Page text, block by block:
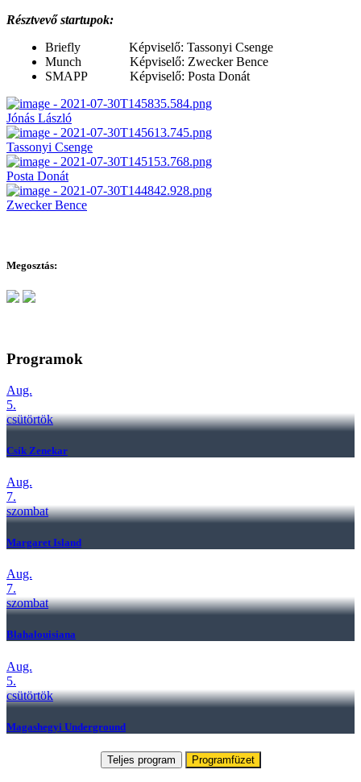
Résztvevő startupok:
Briefly Képviselő: Tassonyi Csenge
Munch Képviselő: Zwecker Bence
SMAPP Képviselő: Posta Donát
Jónás László
Tassonyi Csenge
Posta Donát
Zwecker Bence
Megosztás:
Programok
Aug.
5.
csütörtök
Csík Zenekar
Aug.
7.
szombat
Margaret Island
Aug.
7.
szombat
Blahalouisiana
Aug.
5.
csütörtök
Magashegyi Underground
Teljes program Programfüzet